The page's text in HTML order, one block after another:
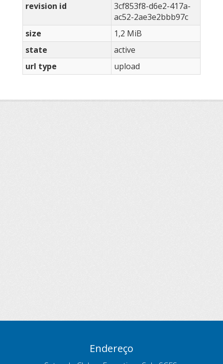
revision id
3cf853f8-d6e2-417a-
ac52-2ae3e2bbb97c
size
1,2 MiB
state
active
url type
upload
Endereço